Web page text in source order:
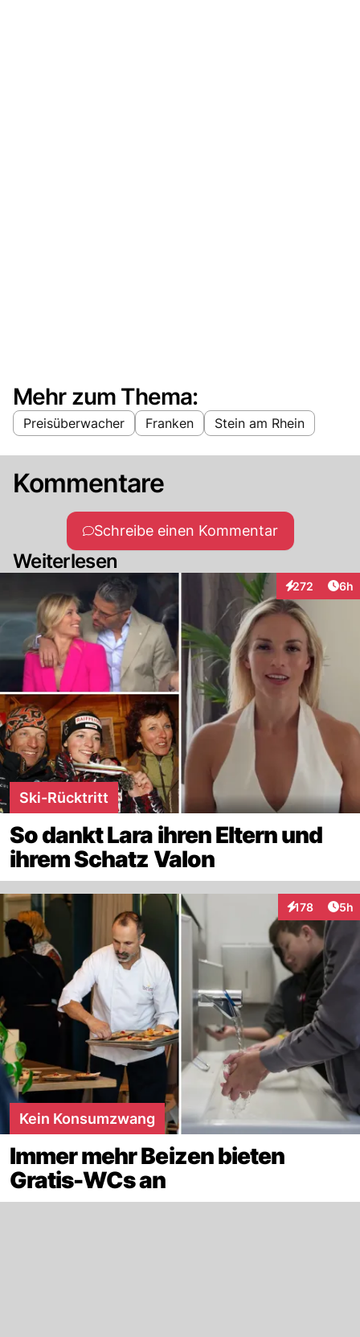
Mehr zum Thema:
Preisüberwacher Franken Stein am Rhein
Kommentare
Schreibe einen Kommentar
Weiterlesen
272
Interaktionen
6h
Ski-Rücktritt
So dankt Lara ihren Eltern und
ihrem Schatz Valon
178
Interaktionen
5h
Kein Konsumzwang
Immer mehr Beizen bieten
Gratis-WCs an